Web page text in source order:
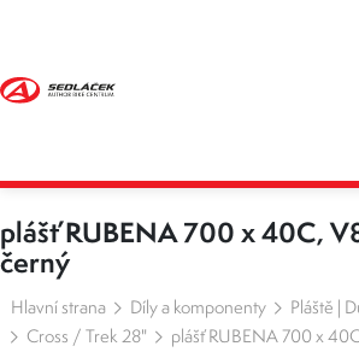
plášť RUBENA 700 x 40C,
černý
Hlavní strana Díly a komponenty Pláště |
Cross / Trek 28"
plášť RUBENA 700 x